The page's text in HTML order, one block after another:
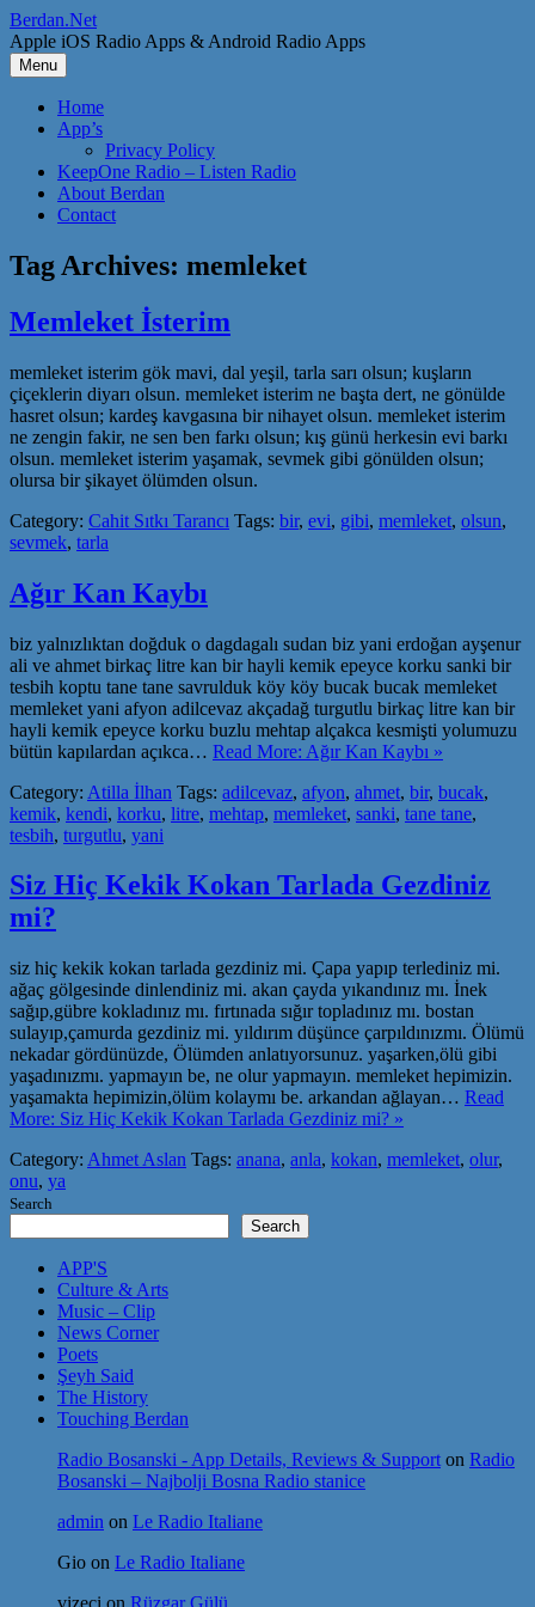
Skip
to
content
Berdan.Net
Apple iOS Radio Apps & Android Radio Apps
Menu
Home
App’s
Privacy Policy
KeepOne Radio – Listen Radio
About Berdan
Contact
Tag Archives: memleket
Memleket İsterim
memleket isterim gök mavi, dal yeşil, tarla sarı olsun; kuşların
çiçeklerin diyarı olsun. memleket isterim ne başta dert, ne gönülde
hasret olsun; kardeş kavgasına bir nihayet olsun. memleket isterim
ne zengin fakir, ne sen ben farkı olsun; kış günü herkesin evi barkı
olsun. memleket isterim yaşamak, sevmek gibi gönülden olsun;
olursa bir şikayet ölümden olsun.
Category: Cahit Sıtkı Tarancı Tags: bir, evi, gibi, memleket, olsun,
sevmek, tarla
Ağır Kan Kaybı
biz yalnızlıktan doğduk o dagdagalı sudan biz yani erdoğan ayşenur
ali ve ahmet birkaç litre kan bir hayli kemik epeyce korku sanki bir
tesbih koptu tane tane savrulduk köy köy bucak bucak memleket
memleket yani afyon adilcevaz akçadağ turgutlu birkaç litre kan bir
hayli kemik epeyce korku buzlu mehtap alçakca kesmişti yolumuzu
bütün kapılardan açıkca… Read More: Ağır Kan Kaybı »
Category: Atilla İlhan Tags: adilcevaz, afyon, ahmet, bir, bucak,
kemik, kendi, korku, litre, mehtap, memleket, sanki, tane tane,
tesbih, turgutlu, yani
Siz Hiç Kekik Kokan Tarlada Gezdiniz
mi?
siz hiç kekik kokan tarlada gezdiniz mi. Çapa yapıp terlediniz mi.
ağaç gölgesinde dinlendiniz mi. akan çayda yıkandınız mı. İnek
sağıp,gübre kokladınız mı. fırtınada sığır topladınız mı. bostan
sulayıp,çamurda gezdiniz mi. yıldırım düşünce çarpıldınızmı. Ölümü
nekadar gördünüzde, Ölümden anlatıyorsunuz. yaşarken,ölü gibi
yaşadınızmı. yapmayın be, ne olur yapmayın. memleket hepimizin.
yaşamakta hepimizin,ölüm kolaymı be. arkandan ağlayan… Read
More: Siz Hiç Kekik Kokan Tarlada Gezdiniz mi? »
Category: Ahmet Aslan Tags: anana, anla, kokan, memleket, olur,
onu, ya
Search
Search
APP'S
Culture & Arts
Music – Clip
News Corner
Poets
Şeyh Said
The History
Touching Berdan
Radio Bosanski - App Details, Reviews & Support on Radio
Bosanski – Najbolji Bosna Radio stanice
admin on Le Radio Italiane
Gio on Le Radio Italiane